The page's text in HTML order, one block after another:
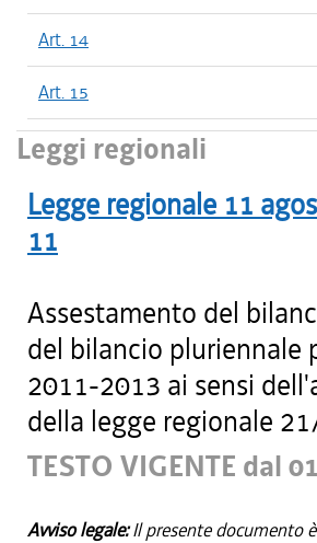
Art. 14
Art. 15
Leggi regionali
Legge regionale 11
11
Assestamento del
del bilancio pluriennale
2011-2013 ai sensi
della legge regionale
TESTO VIGENTE dal
Avviso legale:Il presente documento